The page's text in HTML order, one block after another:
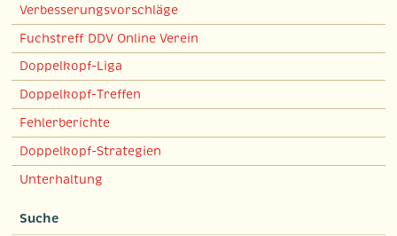
Verbesserungsvorschläge
Fuchstreff DDV Online Verein
Doppelkopf-Liga
Doppelkopf-Treffen
Fehlerberichte
Doppelkopf-Strategien
Unterhaltung
Suche